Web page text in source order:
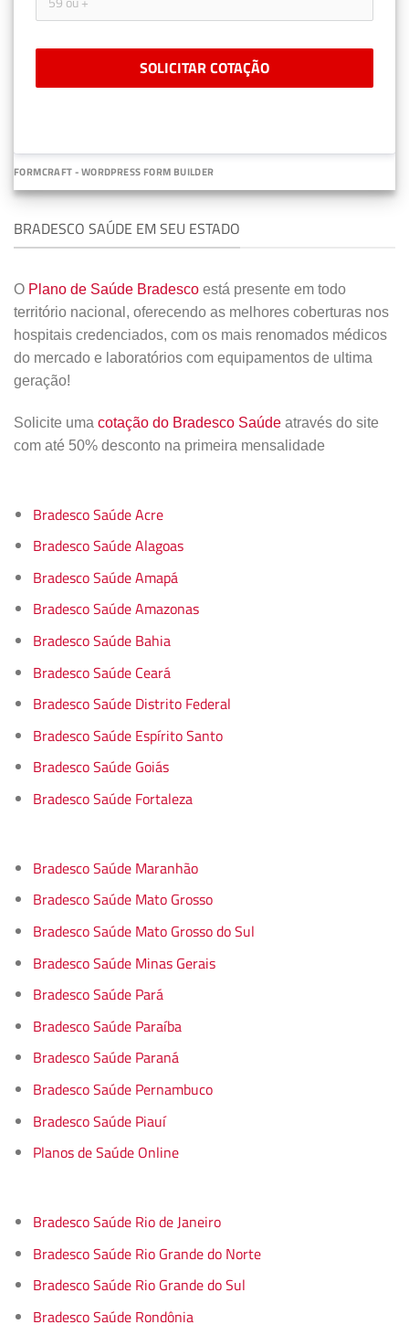
SOLICITAR COTAÇÃO
FORMCRAFT - WORDPRESS FORM BUILDER
BRADESCO SAÚDE EM SEU ESTADO
O Plano de Saúde Bradesco está presente em todo
território nacional, oferecendo as melhores coberturas nos
hospitais credenciados, com os mais renomados médicos
do mercado e laboratórios com equipamentos de ultima
geração!
Solicite uma cotação do Bradesco Saúde através do site
com até 50% desconto na primeira mensalidade
Bradesco Saúde Acre
Bradesco Saúde Alagoas
Bradesco Saúde Amapá
Bradesco Saúde Amazonas
Bradesco Saúde Bahia
Bradesco Saúde Ceará
Bradesco Saúde Distrito Federal
Bradesco Saúde Espírito Santo
Bradesco Saúde Goiás
Bradesco Saúde Fortaleza
Bradesco Saúde Maranhão
Bradesco Saúde Mato Grosso
Bradesco Saúde Mato Grosso do Sul
Bradesco Saúde Minas Gerais
Bradesco Saúde Pará
Bradesco Saúde Paraíba
Bradesco Saúde Paraná
Bradesco Saúde Pernambuco
Bradesco Saúde Piauí
Planos de Saúde Online
Bradesco Saúde Rio de Janeiro
Bradesco Saúde Rio Grande do Norte
Bradesco Saúde Rio Grande do Sul
Bradesco Saúde Rondônia